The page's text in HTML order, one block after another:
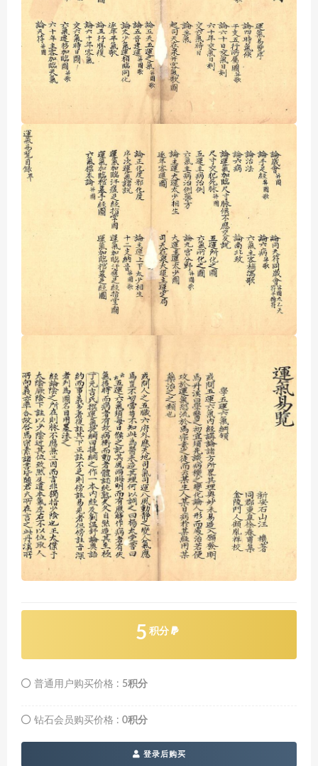
5 积分
普通用户购买价格 : 5积分
钻石会员购买价格 : 0积分
登录后购买